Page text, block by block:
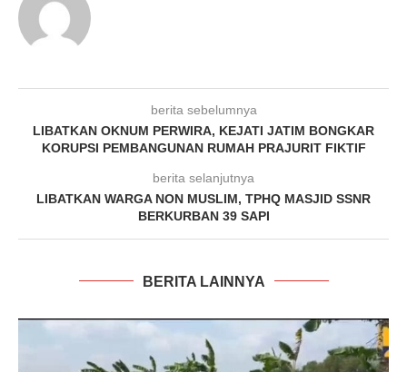
berita sebelumnya
LIBATKAN OKNUM PERWIRA, KEJATI JATIM BONGKAR
KORUPSI PEMBANGUNAN RUMAH PRAJURIT FIKTIF
berita selanjutnya
LIBATKAN WARGA NON MUSLIM, TPHQ MASJID SSNR
BERKURBAN 39 SAPI
BERITA LAINNYA